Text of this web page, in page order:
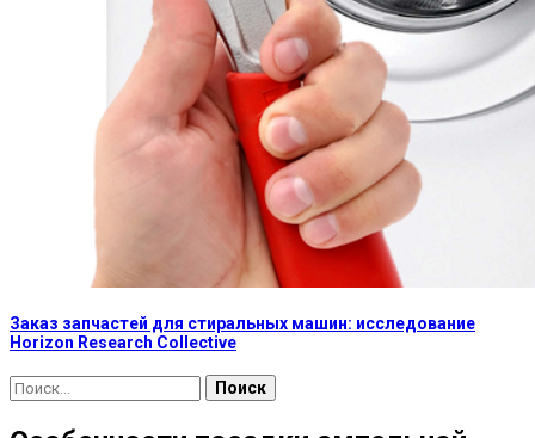
Заказ запчастей для стиральных машин: исследование
Horizon Research Collective
Найти: